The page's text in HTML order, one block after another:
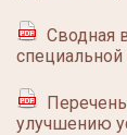
Сводная
улучшению